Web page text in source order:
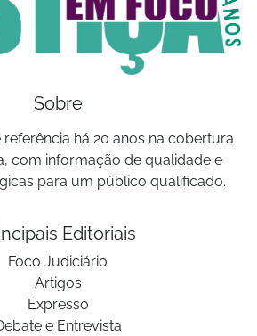
Sobre
há 20 anos na cobertura
com informação de qualidade e
para um público qualificado.
Editoriais
Foco Judiciário
Artigos
Expresso
e Entrevista